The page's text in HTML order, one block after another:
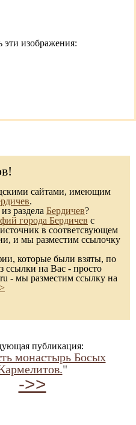
эти изображения:
сайтами, имеющим
.
раздела Бердичев?
города Бердичев с
в соответсвующем
и мы разместим ссылочку
которые были взяты, по
ссылки на Вас - просто
- мы разместим ссылку на
публикация:
монастырь Босых
"
->>